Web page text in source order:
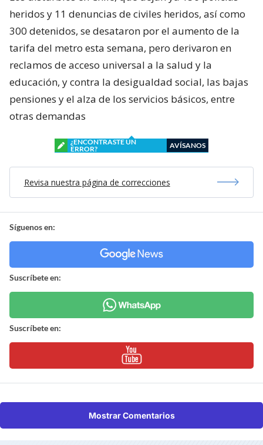
heridos y 11 denuncias de civiles heridos, así como
300 detenidos, se desataron por el aumento de la
tarifa del metro esta semana, pero derivaron en
reclamos de acceso universal a la salud y la
educación, y contra la desigualdad social, las bajas
pensiones y el alza de los servicios básicos, entre
otras demandas
¿ENCONTRASTE UN
ERROR?
AVÍSANOS
Revisa nuestra página de correcciones
Síguenos en:
Suscríbete en:
Suscríbete en:
Mostrar Comentarios